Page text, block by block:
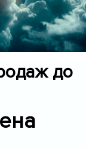
до